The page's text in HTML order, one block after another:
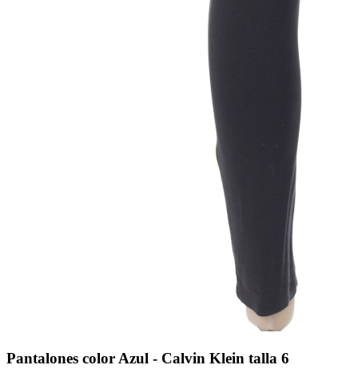
Pantalones color Azul - Calvin Klein talla 6